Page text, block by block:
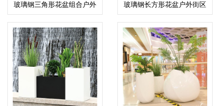
玻璃钢三角形花盆组合户外
景观种植花箱
玻璃钢长方形花盆户外街区
景观花箱